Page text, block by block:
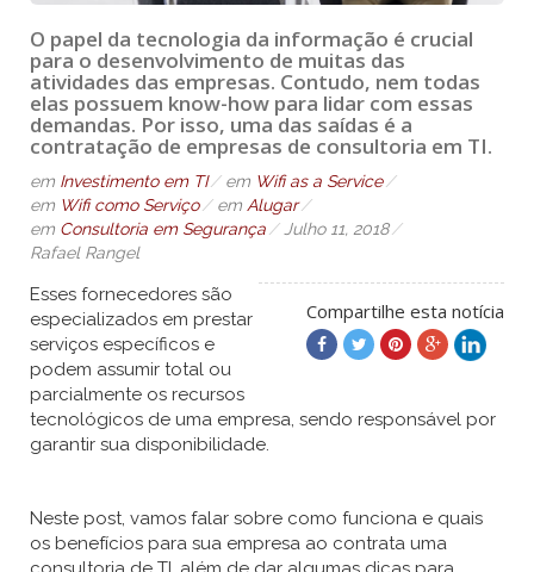
O papel da tecnologia da informação é crucial
para o desenvolvimento de muitas das
atividades das empresas. Contudo, nem todas
elas possuem know-how para lidar com essas
demandas. Por isso, uma das saídas é a
contratação de empresas de consultoria em TI.
em Investimento em TI em Wifi as a Service
em Wifi como Serviço em Alugar
em Consultoria em Segurança
Julho 11, 2018
Rafael Rangel
Compartilhe esta notícia
Esses fornecedores são
especializados em prestar
serviços específicos e
podem assumir total ou
parcialmente os recursos
tecnológicos de uma empresa, sendo responsável por
garantir sua disponibilidade.
Neste post, vamos falar sobre como funciona e quais
os benefícios para sua empresa ao contrata uma